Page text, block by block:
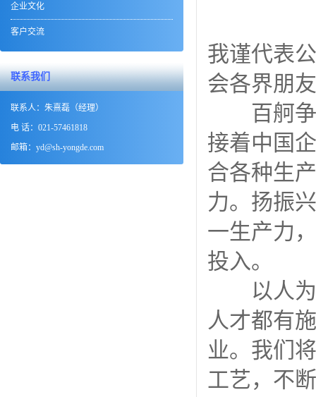
企业文化
客户交流
联系我们
联系人：朱熹磊（经理）
电 话：021-57461818
邮箱：yd@sh-yongde.com
我谨代表
会各界朋
百舸争
接着中国
合各种生
力。扬振
一生产力
投入。
以人为
人才都有
业。我们
工艺，不